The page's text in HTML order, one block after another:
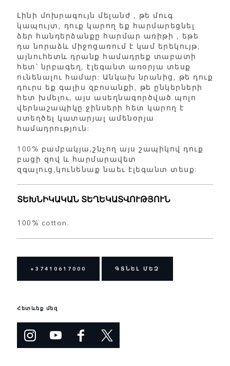
Լինի մոխրագույն մելանժ , թե մուգ
կապույտ, դուք կարող եք հարմարեցնել
ձեր հանդերձանքը հարմար առիթի , եթե
դա նորաձև միջոցառում է կամ երեկույթ,
այնուհետև դրանք համադրեք տաբատի
հետ՝ նրբագեղ, էլեգանտ առօրյա տեսք
ունենալու համար: Անկախ նրանից, թե դուք
դուրս եք գալիս զբոսանքի, թե ընկերների
հետ խմելու, այս ասեղնագործված պոլո
վերնաշապիկը ջինսերի հետ կարող է
ստեղծել կատարյալ ամենօրյա
համադրություն:
100% բամբակյա,շնչող այս շապիկով դուք
բացի զով և հարմարավետ
զգալուց,կունենաք նաեւ էլեգանտ տեսք:
ՏԵԽՆԻԿԱԿԱՆ ՏԵՂԵԿԱՏՎՈՒԹՅՈՒՆ
100% cotton.
+37410617000 ԳՏՆԵԼ ՄԵԶ
Հետևեք մեզ